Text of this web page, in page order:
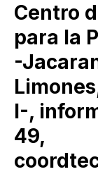
Centro
para la
-
I-,
49,